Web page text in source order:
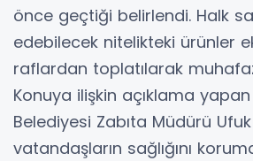
önce geçtiği belirlendi. Halk
edebilecek nitelikteki ürünler
raflardan toplatılarak
Konuya ilişkin açıklama
Belediyesi Zabıta Müdürü
vatandaşların sağlığını